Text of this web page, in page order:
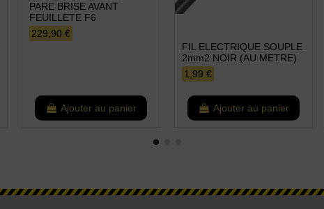
PARE BRISE AVANT
FEUILLETE F6
229,90 €
Ajouter au panier
FIL ELECTRIQUE SOUPLE
2mm2 NOIR (AU METRE)
1,99 €
Ajouter au panier